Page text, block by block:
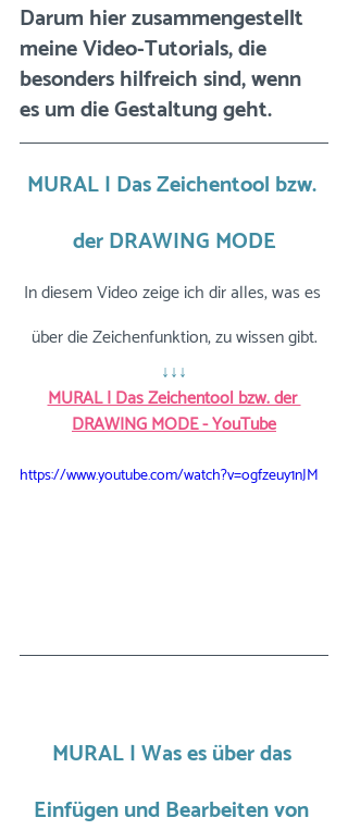
Darum hier zusammengestellt
meine Video-Tutorials, die
besonders hilfreich sind, wenn
es um die Gestaltung geht.
MURAL | Das Zeichentool bzw.
der DRAWING MODE
In diesem Video zeige ich dir alles, was es
über die Zeichenfunktion, zu wissen gibt.
↓↓↓
MURAL | Das Zeichentool bzw. der
DRAWING MODE - YouTube
https://www.youtube.com/watch?v=ogfzeuy1nJM
MURAL | Was es über das
Einfügen und Bearbeiten von